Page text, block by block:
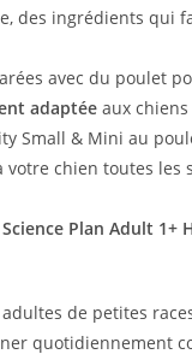
des ingrédients qui
avec du poulet
adaptée aux
Small & Mini au
chien toutes les
Plan Adult
de petites
quotidiennement